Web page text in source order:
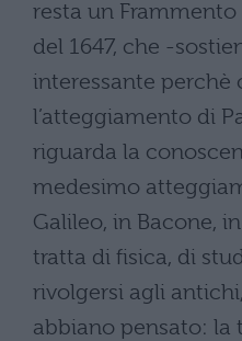
resta un
del 1647, che -
interessante perchè
l’atteggiamento di
riguarda la
medesimo
Galileo, in Bacone,
tratta di fisica, di
rivolgersi agli
abbiano pensato: